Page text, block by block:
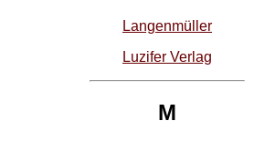
Langenmüller
Luzifer Verlag
M